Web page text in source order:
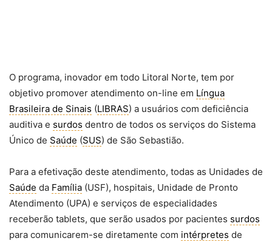
O programa, inovador em todo Litoral Norte, tem por
objetivo promover atendimento on-line em Língua
Brasileira de Sinais (LIBRAS) a usuários com deficiência
auditiva e surdos dentro de todos os serviços do Sistema
Único de Saúde (SUS) de São Sebastião.
Para a efetivação deste atendimento, todas as Unidades de
Saúde da Família (USF), hospitais, Unidade de Pronto
Atendimento (UPA) e serviços de especialidades
receberão tablets, que serão usados por pacientes surdos
para comunicarem-se diretamente com intérpretes de